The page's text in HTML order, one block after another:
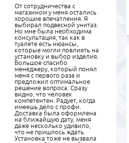
От сотрудничества с
магазином у меня остались
хорошие впечатления. Я
выбирал подвесной унитаз.
Но мне была необходима
консультация, так как в
туалете есть нюансы,
которые могли повлиять на
установку и выбор изделия.
Большое спасибо
менеджеру, который понял
меня с первого раза и
предложил оптимальное
решение вопроса. Сразу
видно, что человек
компетентен. Радует, когда
имеешь дело с профи.
Доставка была оформлена
на ближайшую дату, меня
даже несколько удивило,
что не пришлось ждать.
Установка тоже не вызвала